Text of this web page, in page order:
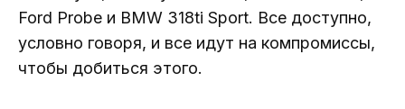
Ford Probe и BMW 318ti Sport. Все доступно,
условно говоря, и все идут на компромиссы,
чтобы добиться этого.